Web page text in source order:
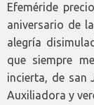
Efeméride
aniversario de
alegría
que siempre
incierta, de san
Auxiliadora y